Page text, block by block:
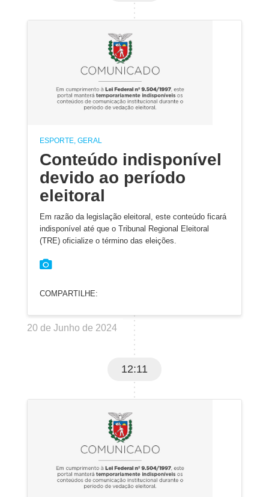
ESPORTE, GERAL
Conteúdo indisponível
devido ao período
eleitoral
Em razão da legislação eleitoral, este conteúdo ficará
indisponível até que o Tribunal Regional Eleitoral
(TRE) oficialize o término das eleições.
COMPARTILHE:
20 de Junho de 2024
12:11